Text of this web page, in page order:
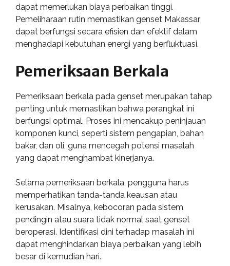
dapat memerlukan biaya perbaikan tinggi.
Pemeliharaan rutin memastikan genset Makassar
dapat berfungsi secara efisien dan efektif dalam
menghadapi kebutuhan energi yang berfluktuasi.
Pemeriksaan Berkala
Pemeriksaan berkala pada genset merupakan tahap
penting untuk memastikan bahwa perangkat ini
berfungsi optimal. Proses ini mencakup peninjauan
komponen kunci, seperti sistem pengapian, bahan
bakar, dan oli, guna mencegah potensi masalah
yang dapat menghambat kinerjanya.
Selama pemeriksaan berkala, pengguna harus
memperhatikan tanda-tanda keausan atau
kerusakan. Misalnya, kebocoran pada sistem
pendingin atau suara tidak normal saat genset
beroperasi. Identifikasi dini terhadap masalah ini
dapat menghindarkan biaya perbaikan yang lebih
besar di kemudian hari.